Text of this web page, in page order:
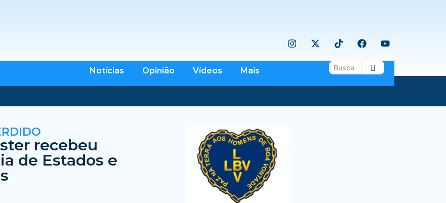
Notícias Opinião Vídeos Mais
recebeu
de Estados e